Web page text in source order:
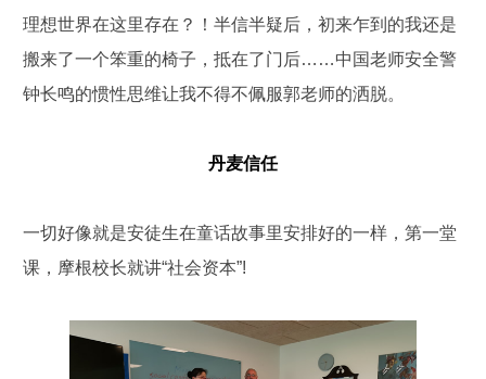
理想世界在这里存在？！半信半疑后，初来乍到的我还是
搬来了一个笨重的椅子，抵在了门后……中国老师安全警
钟长鸣的惯性思维让我不得不佩服郭老师的洒脱。
丹麦信任
一切好像就是安徒生在童话故事里安排好的一样，第一堂
课，摩根校长就讲“社会资本”!